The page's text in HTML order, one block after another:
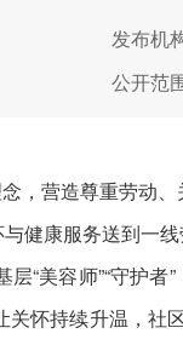
发布机
公开范
营造尊重劳动、
健康服务送到一线
美容师”“守护者
怀持续升温，社